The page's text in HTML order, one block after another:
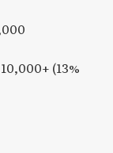
10,000+ (13%